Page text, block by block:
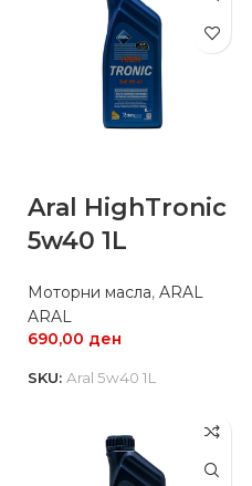
Aral HighTronic
5w40 1L
Моторни масла, ARAL
ARAL
690,00 ден
SKU: Aral 5w40 1L